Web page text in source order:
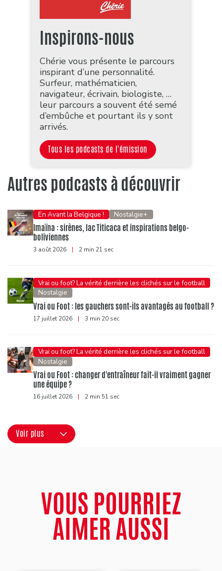
Inspirons-nous
Chérie vous présente le parcours
inspirant d’une personnalité.
Surfeur, mathématicien,
navigateur, écrivain, biologiste, …
leur parcours a souvent été semé
d’embûche et pourtant ils y sont
arrivés.
Tous les podcasts de l'émission
Autres podcasts à découvrir
En Avant la Belgique ! Nostalgie+
Imaïna : sirènes, lac Titicaca et inspirations belgo-
boliviennes
3 août 2026 | 2 min 21 sec
Vrai ou foot? La vérité derrière les clichés sur le football
Nostalgie
Vrai ou Foot : les gauchers sont-ils avantagés au football ?
17 juillet 2026 | 3 min 20 sec
Vrai ou foot? La vérité derrière les clichés sur le football
Nostalgie
Vrai ou Foot : changer d'entraîneur fait-il vraiment gagner
une équipe ?
16 juillet 2026 | 2 min 51 sec
Voir plus
VOUS POURRIEZ
AIMER AUSSI